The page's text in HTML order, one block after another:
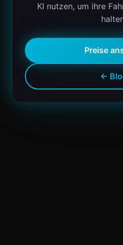
KI nutzen, um ihre
Preise
←